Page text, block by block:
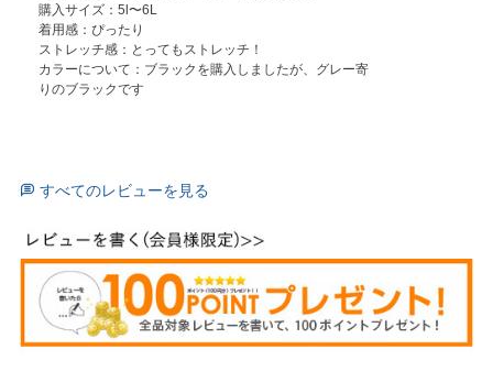
購入サイズ：5l〜6L
着用感：ぴったり
ストレッチ感：とってもストレッチ！
カラーについて：ブラックを購入しましたが、グレー寄
りのブラックです
すべてのレビューを見る